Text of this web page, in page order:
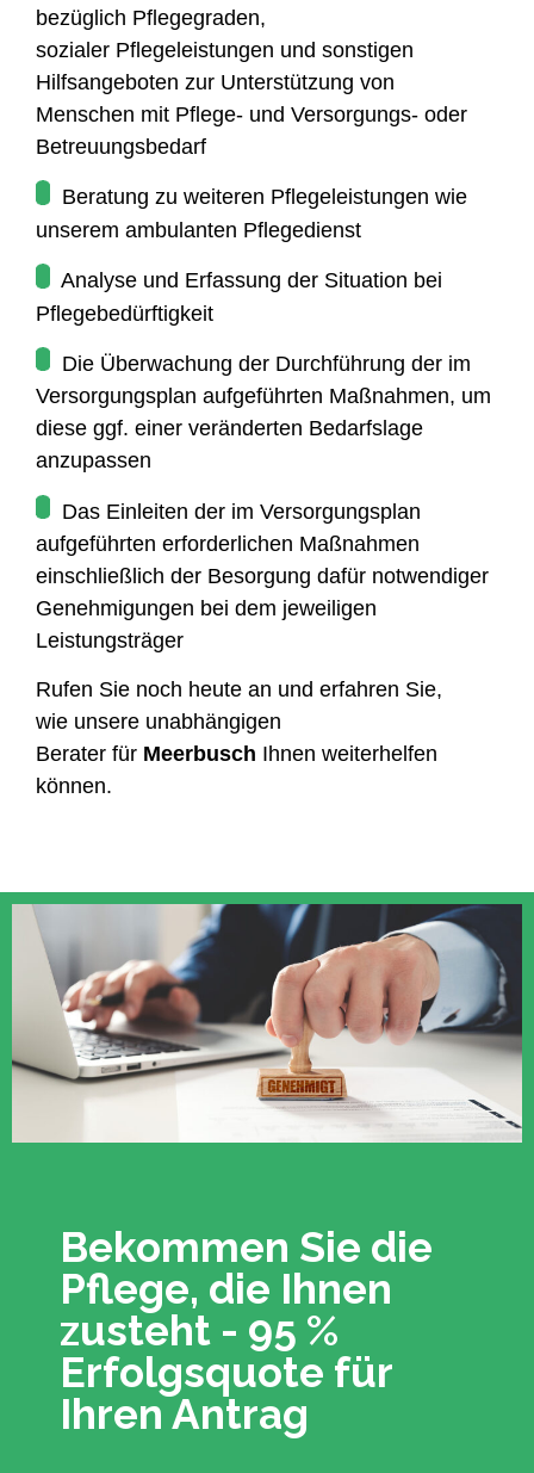
bezüglich Pflegegraden,
sozialer Pflegeleistungen und sonstigen
Hilfsangeboten zur Unterstützung von
Menschen mit Pflege- und Versorgungs- oder
Betreuungsbedarf
Beratung zu weiteren Pflegeleistungen wie
unserem ambulanten Pflegedienst
Analyse und Erfassung der Situation bei
Pflegebedürftigkeit
Die Überwachung der Durchführung der im
Versorgungsplan aufgeführten Maßnahmen, um
diese ggf. einer veränderten Bedarfslage
anzupassen
Das Einleiten der im Versorgungsplan
aufgeführten erforderlichen Maßnahmen
einschließlich der Besorgung dafür notwendiger
Genehmigungen bei dem jeweiligen
Leistungsträger
Rufen Sie noch heute an und erfahren Sie,
wie unsere unabhängigen
Berater für Meerbusch Ihnen weiterhelfen
können.
Bekommen Sie die
Pflege, die Ihnen
zusteht - 95 %
Erfolgsquote für
Ihren Antrag